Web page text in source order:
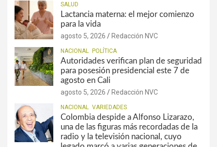
SALUD
Lactancia materna: el mejor comienzo
para la vida
agosto 5, 2026 Redacción NVC
NACIONAL POLÍTICA
Autoridades verifican plan de seguridad
para posesión presidencial este 7 de
agosto en Cali
agosto 5, 2026 Redacción NVC
NACIONAL VARIEDADES
Colombia despide a Alfonso Lizarazo,
una de las figuras más recordadas de la
radio y la televisión nacional, cuyo